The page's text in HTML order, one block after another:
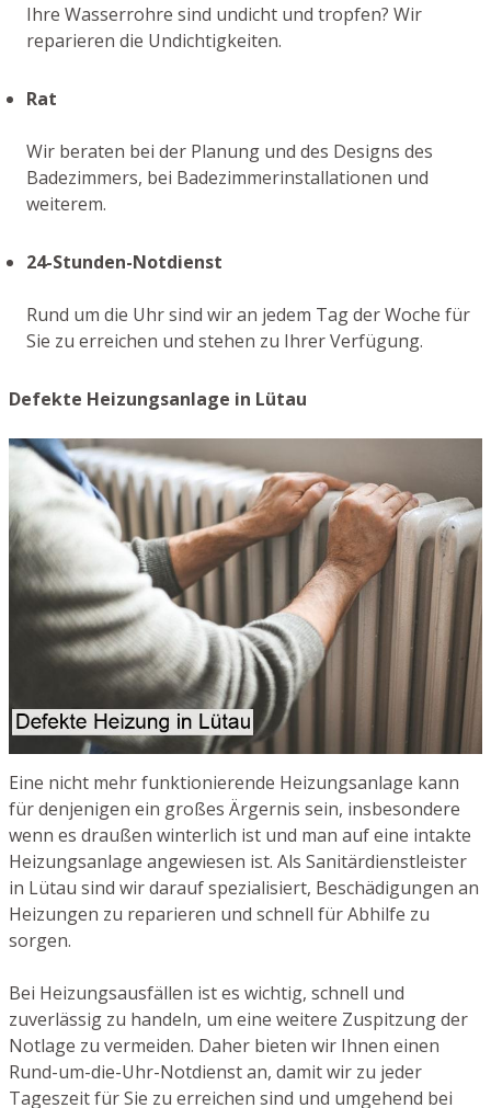
Ihre Wasserrohre sind undicht und tropfen? Wir
reparieren die Undichtigkeiten.
Rat
Wir beraten bei der Planung und des Designs des
Badezimmers, bei Badezimmerinstallationen und
weiterem.
24-Stunden-Notdienst
Rund um die Uhr sind wir an jedem Tag der Woche für
Sie zu erreichen und stehen zu Ihrer Verfügung.
Defekte Heizungsanlage in Lütau
Eine nicht mehr funktionierende Heizungsanlage kann
für denjenigen ein großes Ärgernis sein, insbesondere
wenn es draußen winterlich ist und man auf eine intakte
Heizungsanlage angewiesen ist. Als Sanitärdienstleister
in Lütau sind wir darauf spezialisiert, Beschädigungen an
Heizungen zu reparieren und schnell für Abhilfe zu
sorgen.
Bei Heizungsausfällen ist es wichtig, schnell und
zuverlässig zu handeln, um eine weitere Zuspitzung der
Notlage zu vermeiden. Daher bieten wir Ihnen einen
Rund-um-die-Uhr-Notdienst an, damit wir zu jeder
Tageszeit für Sie zu erreichen sind und umgehend bei